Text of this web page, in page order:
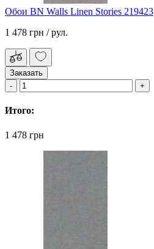
Обои BN Walls Linen Stories 219423
1 478 грн / рул.
Заказать
Итого:
1 478 грн